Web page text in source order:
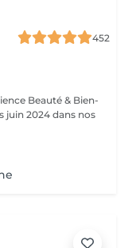
452
juin 2024 dans nos